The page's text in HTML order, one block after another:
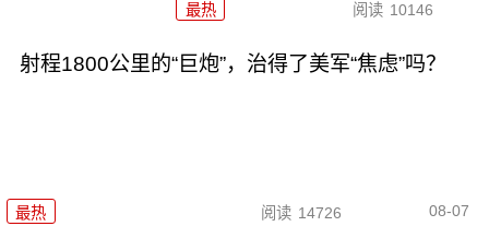
最热 阅读 10146
射程1800公里的“巨炮”，治得了美军“焦虑”吗？
最热 阅读 14726 08-07